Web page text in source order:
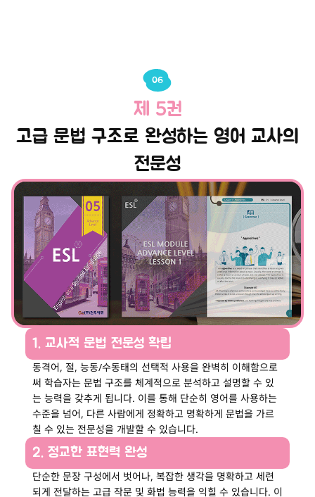
06
제 5권
고급 문법 구조로 완성하는 영어 교사의
전문성
1. 교사적 문법 전문성 확립
동격어, 절, 능동/수동태의 선택적 사용을 완벽히 이해함으로
써 학습자는 문법 구조를 체계적으로 분석하고 설명할 수 있
는 능력을 갖추게 됩니다. 이를 통해 단순히 영어를 사용하는
수준을 넘어, 다른 사람에게 정확하고 명확하게 문법을 가르
칠 수 있는 전문성을 개발할 수 있습니다.
2. 정교한 표현력 완성
단순한 문장 구성에서 벗어나, 복잡한 생각을 명확하고 세련
되게 전달하는 고급 작문 및 화법 능력을 익힐 수 있습니다. 이